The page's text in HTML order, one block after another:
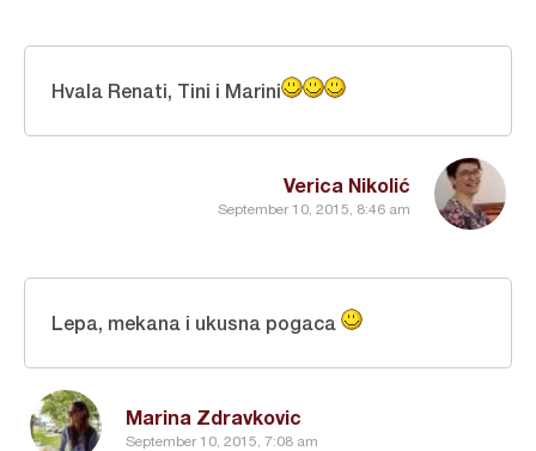
Verica Nikolić
September 10, 2015, 8:46 am
Hvala Renati, Tini i Marini
Marina Zdravkovic
September 10, 2015, 7:08 am
Lepa, mekana i ukusna pogaca